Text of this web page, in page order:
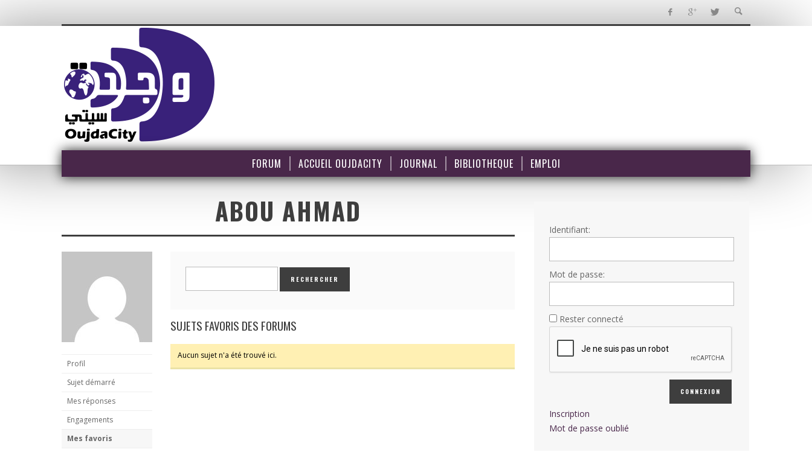
FORUM ACCUEIL OUJDACITY JOURNAL BIBLIOTHEQUE EMPLOI
ABOU AHMAD
Profil
Sujet démarré
Mes réponses
Engagements
Mes favoris
SUJETS FAVORIS DES FORUMS
Aucun sujet n'a été trouvé ici.
Identifiant:
Mot de passe:
Rester connecté
CONNEXION
Inscription
Mot de passe oublié